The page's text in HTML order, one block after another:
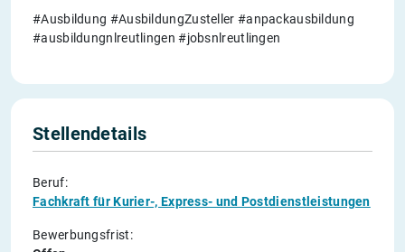
#Ausbildung #AusbildungZusteller #anpackausbildung
#ausbildungnlreutlingen #jobsnlreutlingen
Stellendetails
Beruf:
Fachkraft für Kurier-, Express- und Postdienstleistungen
Bewerbungsfrist: